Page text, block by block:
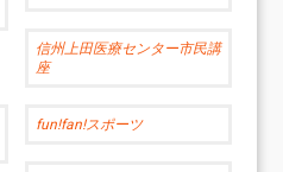
信州上田医療センター市民講
座
fun!fan!スポーツ